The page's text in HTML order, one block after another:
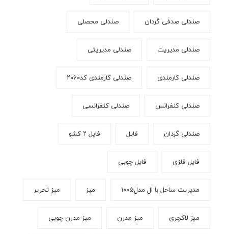
صندلی صدفی گردان صندلی محصلی
صندلی مدیریت صندلی مدیریتی
صندلی کارمندی صندلی کارمندی کد۲۰۶۰
صندلی کنفرانس صندلی کنفرانسی
صندلی گردان فایل فایل ۲ کشو
فایل فلزی فایل چوبی
مدیریت ساحل با ال مدل۱۰۰۵ میز میز تحریر
میز لاکچری میز مدرن میز مدرن چوبی